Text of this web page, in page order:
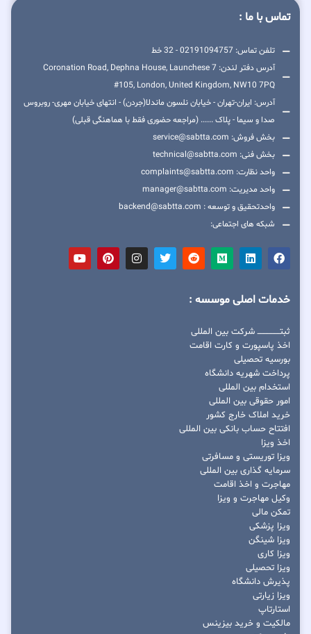
تماس با ما :
تلفن تماس: 02191094757 - 32 خط
آدرس دفتر لندن: 7 Coronation Road, Dephna House, Launchese
#105, London, United Kingdom, NW10 7PQ
آدرس: ایران-تهران - خیابان نلسون ماندلا(جردن) - انتهای خیابان مهری- روبروس
صدا و سیما - پلاک ...... (مراجعه حضوری فقط با هماهنگی قبلی)
بخش فروش: service@sabtta.com
بخش فنی: technical@sabtta.com
واحد نظارت: complaints@sabtta.com
واحد مدیریت: manager@sabtta.com
واحدتحقیق و توسعه : backend@sabtta.com
شبکه های اجتماعی:
خدمات اصلی موسسه :
ثبتــــــــــــــــ شرکت بین المللی
اخذ پاسپورت و کارت اقامت
بورسیه تحصیلی
پرداخت شهریه دانشگاه
استخدام بین المللی
امور حقوقی بین المللی
خرید املاک خارج کشور
افتتاح حساب بانکی بین المللی
اخذ ویزا
ویزا توریستی و مسافرتی
سرمایه گذاری بین المللی
مهاجرت و اخذ اقامت
وکیل مهاجرت و ویزا
تمکن مالی
ویزا پزشکی
ویزا شینگن
ویزا کاری
ویزا تحصیلی
پذیرش دانشگاه
ویزا زیارتی
استارتاپ
مالکیت و خرید بیزینس